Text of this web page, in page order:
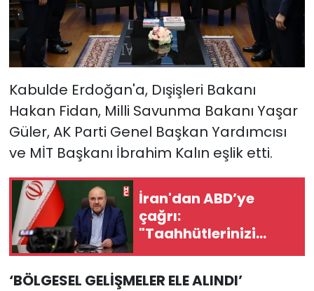
Kabulde Erdoğan'a, Dışişleri Bakanı
Hakan Fidan, Milli Savunma Bakanı Yaşar
Güler, AK Parti Genel Başkan Yardımcısı
ve MİT Başkanı İbrahim Kalın eşlik etti.
İran'dan ABD’ye
çağrı:
"Taahhütlerinizi
yerine getirin"
‘BÖLGESEL GELİŞMELER ELE ALINDI’